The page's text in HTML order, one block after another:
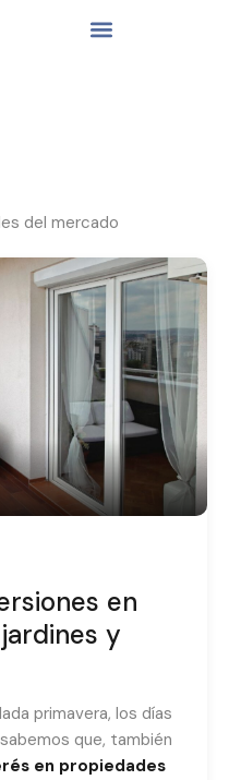
del mercado
en
y
primavera, los días
que, también
en propiedades